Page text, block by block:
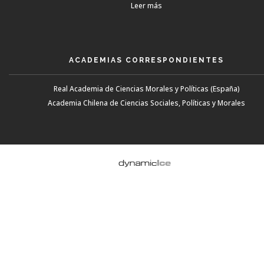
Leer más
ACADEMIAS CORRESPONDIENTES
Real Academia de Ciencias Morales y Políticas (España)
Academia Chilena de Ciencias Sociales, Políticas y Morales